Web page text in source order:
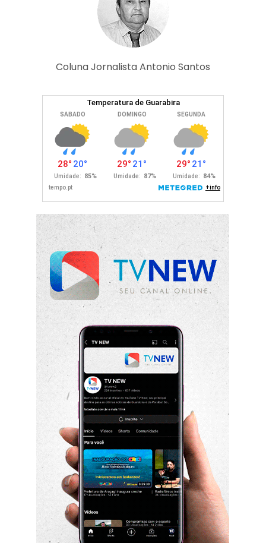
Coluna Jornalista Antonio Santos